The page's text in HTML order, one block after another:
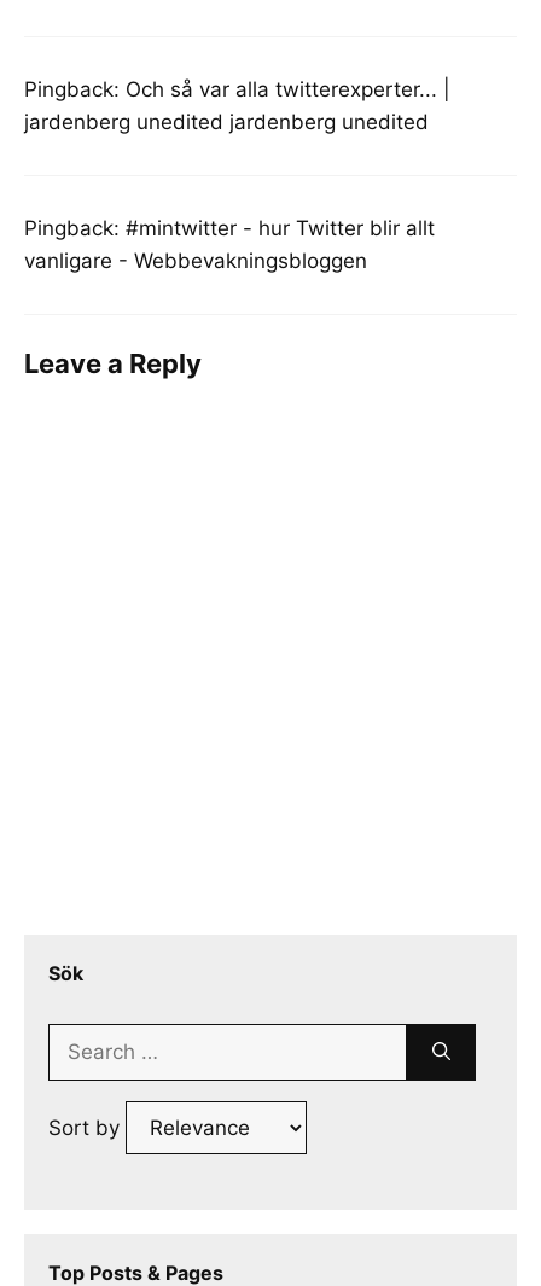
Pingback: Och så var alla twitterexperter... |
jardenberg unedited jardenberg unedited
Pingback: #mintwitter - hur Twitter blir allt
vanligare - Webbevakningsbloggen
Leave a Reply
Sök
Search
Sort by
Top Posts & Pages